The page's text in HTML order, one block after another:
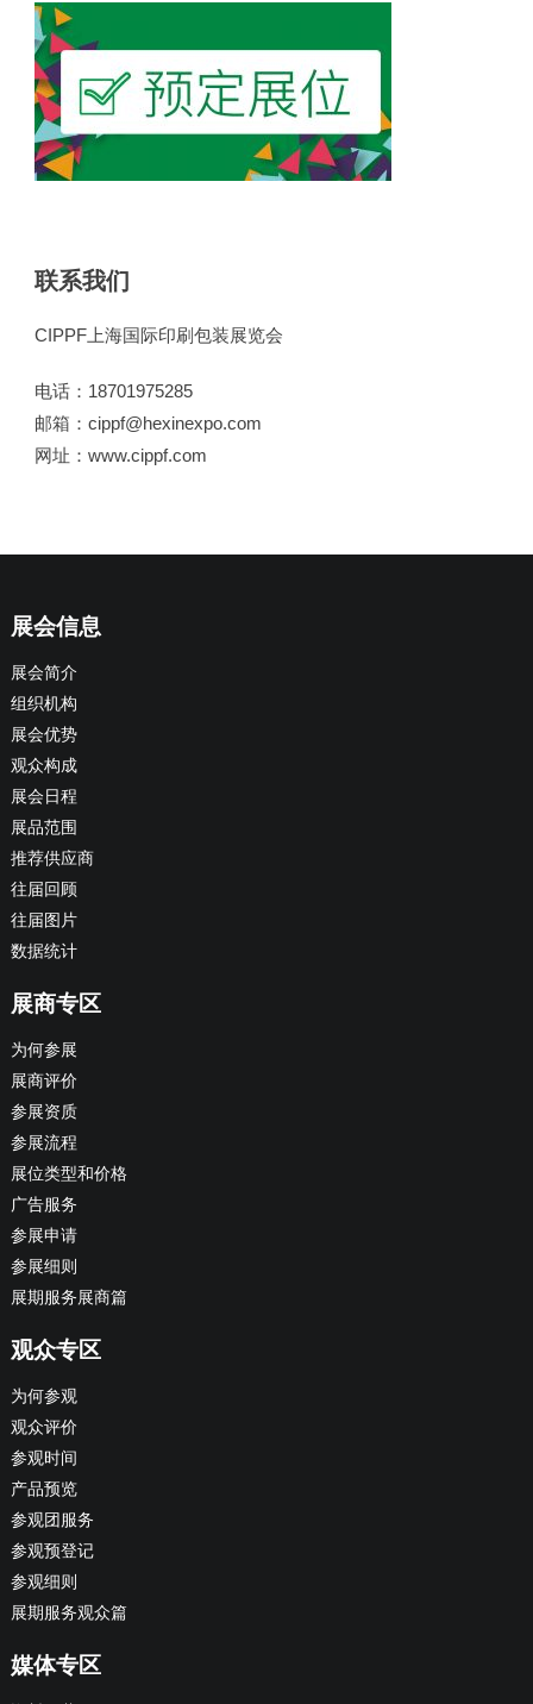
联系我们
CIPPF上海国际印刷包装展览会
电话：18701975285
邮箱：cippf@hexinexpo.com
网址：www.cippf.com
展会信息
展会简介
组织机构
展会优势
观众构成
展会日程
展品范围
推荐供应商
往届回顾
往届图片
数据统计
展商专区
为何参展
展商评价
参展资质
参展流程
展位类型和价格
广告服务
参展申请
参展细则
展期服务展商篇
观众专区
为何参观
观众评价
参观时间
产品预览
参观团服务
参观预登记
参观细则
展期服务观众篇
媒体专区